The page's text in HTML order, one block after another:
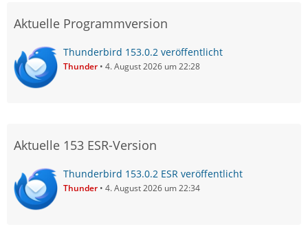
Aktuelle Programmversion
Thunderbird 153.0.2 veröffentlicht
Thunder 4. August 2026 um 22:28
Aktuelle 153 ESR-Version
Thunderbird 153.0.2 ESR veröffentlicht
Thunder 4. August 2026 um 22:34